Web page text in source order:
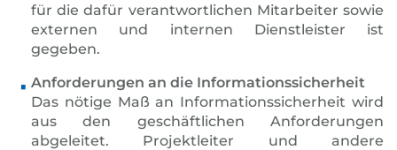
für die dafür verantwortlichen Mitarbeiter sowie
externen und internen Dienstleister ist
gegeben.
Anforderungen an die Informationssicherheit
Das nötige Maß an Informationssicherheit wird
aus den geschäftlichen Anforderungen
abgeleitet. Projektleiter und andere